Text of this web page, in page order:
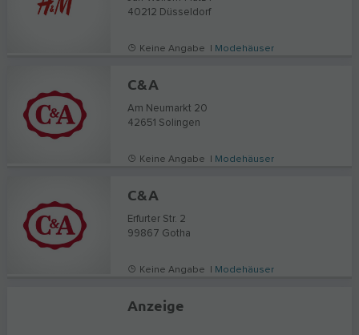
40212 Düsseldorf
Keine Angabe | Modehäuser
C&A
Am Neumarkt 20
42651 Solingen
Keine Angabe | Modehäuser
C&A
Erfurter Str. 2
99867 Gotha
Keine Angabe | Modehäuser
Anzeige